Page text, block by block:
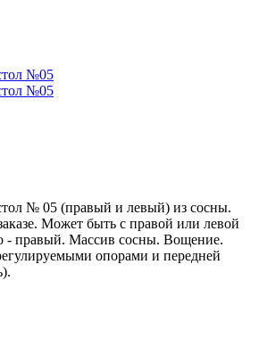
№05
№05
№ 05 (правый и левый) из сосны.
Может быть с правой или левой
- правый. Массив сосны. Вощение.
опорами и передней